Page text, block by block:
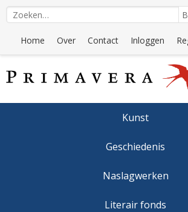
Home Over Contact Inloggen
Kunst
Geschiedenis
Naslagwerken
Literair fonds